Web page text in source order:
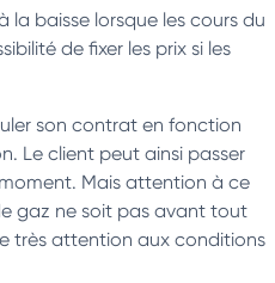
la baisse lorsque les cours du
de fixer les prix si les
son contrat en fonction
Le client peut ainsi passer
Mais attention à ce
gaz ne soit pas avant tout
très attention aux conditions